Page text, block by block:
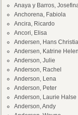
Anaya y Barros,
Anchorena, Fabiola
Ancira, Ricardo
Ancori, Elisa
Andersen, Hans
Andersen, Katrine
Anderson, Julie
Anderson, Rachel
Anderson, Lena
Anderson, Peter
Anderson, Laurie Halse
Anderson, Andy